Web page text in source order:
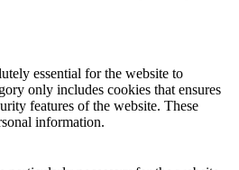
essential for the website to
only includes cookies that ensures
features of the website. These
information.